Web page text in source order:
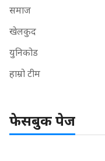
समाज
खेलकुद
युनिकोड
हाम्रो टीम
फेसबुक पेज